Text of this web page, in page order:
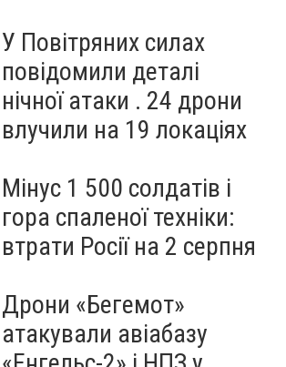
У Повітряних силах
повідомили деталі
нічної атаки . 24 дрони
влучили на 19 локаціях
Мінус 1 500 солдатів і
гора спаленої техніки:
втрати Росії на 2 серпня
Дрони «Бегемот»
атакували авіабазу